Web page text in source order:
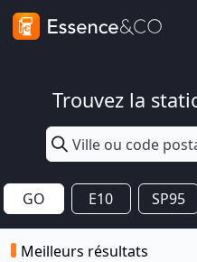
Trouvez la
GO E10 SP95
Meilleurs résultats